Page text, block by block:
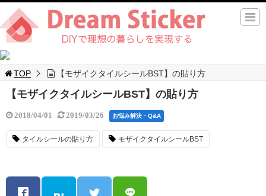
TOP 【モザイクタイルシールBST】の貼り方
【モザイクタイルシールBST】の貼り方
2018/04/01 2019/03/26 お悩み解決・Q&A
タイルシールの貼り方 モザイクタイルシールBST